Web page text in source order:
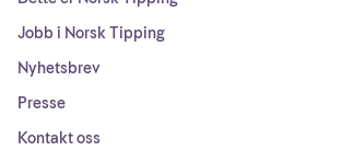
Jobb i Norsk Tipping
Nyhetsbrev
Presse
Kontakt oss